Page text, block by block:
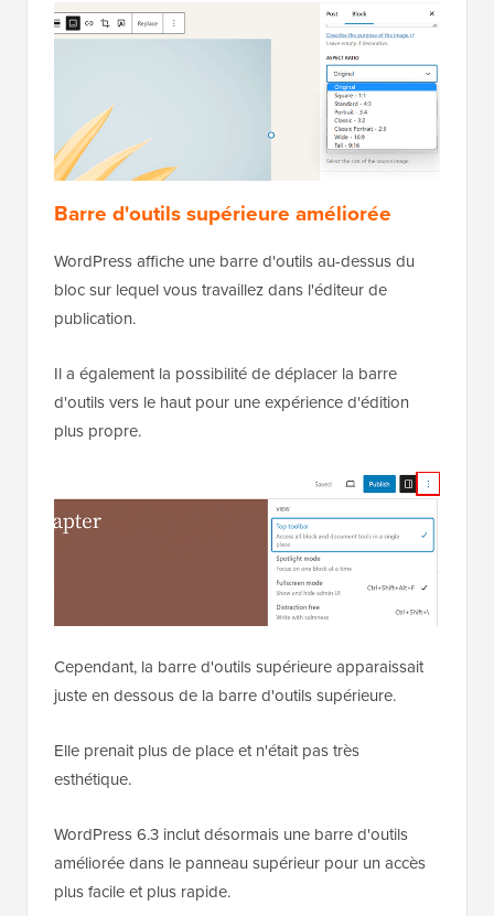
Barre d'outils supérieure améliorée
WordPress affiche une barre d'outils au-dessus du
bloc sur lequel vous travaillez dans l'éditeur de
publication.
Il a également la possibilité de déplacer la barre
d'outils vers le haut pour une expérience d'édition
plus propre.
Cependant, la barre d'outils supérieure apparaissait
juste en dessous de la barre d'outils supérieure.
Elle prenait plus de place et n'était pas très
esthétique.
WordPress 6.3 inclut désormais une barre d'outils
améliorée dans le panneau supérieur pour un accès
plus facile et plus rapide.